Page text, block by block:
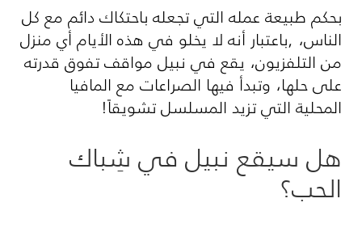
بحكم طبيعة عمله التي تجعله باحتكاك دائم مع كل
الناس، ,باعتبار أنه لا يخلو في هذه الأيام أي منزل
من التلفزيون، يقع في نبيل مواقف تفوق قدرته
على حلها، وتبدأ فيها الصراعات مع المافيا
المحلية التي تزيد المسلسل تشويقاً!
هل سيقع نبيل في شِباك
الحب؟